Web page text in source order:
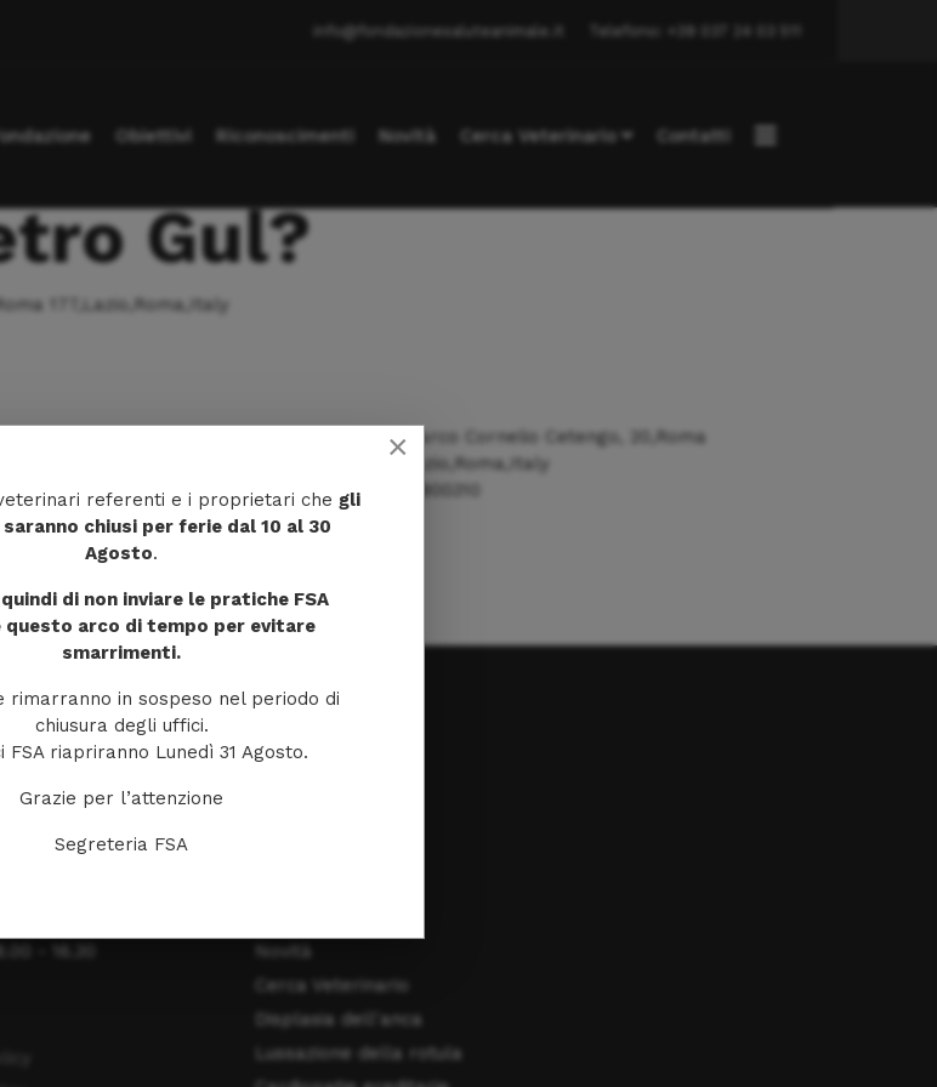
info@fondazionesaluteanimale.it Telefono: +39 037 24 03 511
Obiettivi Riconoscimenti Novità Cerca Veterinario Contatti
Gul?
177,Lazio,Roma,Italy
Via Marco Cornelio Cetengo, 20,Roma
177,Lazio,Roma,Italy
0627/800310
APERTURA
- 16.30
- 16.30
MENU
Novità
Cerca Veterinario
Displasia dell'anca
Lussazione della rotula
×
referenti e i proprietari che gli
saranno chiusi per ferie dal 10 al 30
Agosto.
di non inviare le pratiche FSA
questo arco di tempo per evitare
smarrimenti.
rimarranno in sospeso nel periodo di
chiusura degli uffici.
FSA riapriranno Lunedì 31 Agosto.
Grazie per l’attenzione
Segreteria FSA